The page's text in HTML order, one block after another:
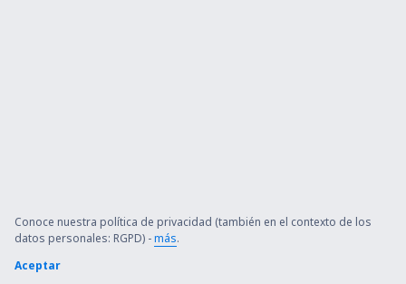
Conoce nuestra política de privacidad (también en el contexto de los
datos personales: RGPD) -más.
Aceptar